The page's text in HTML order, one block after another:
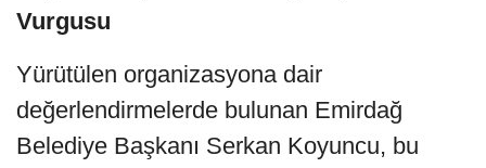
Vurgusu
Yürütülen organizasyona dair
değerlendirmelerde bulunan Emirdağ
Belediye Başkanı Serkan Koyuncu, bu